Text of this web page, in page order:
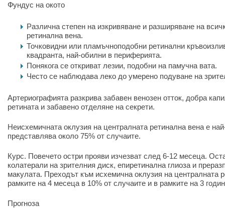
Фундус на окото
Различна степен на изкривяване и разширяване на
ретинална вена.
Точковидни или пламъчноподобни ретинални
квадранта, най-обилни в периферията.
Понякога се откриват лезии, подобни на памучна вата.
Често се наблюдава леко до умерено подуване на
Артериографията разкрива забавен венозен отток, добра
ретината и забавено отделяне на секрети.
Неисхемичната оклузия на централната ретинална вена е
представлява около 75% от случаите.
Курс. Повечето остри прояви изчезват след 6-12 месеца.
колатерали на зрителния диск, епиретинална глиоза и
макулата. Преходът към исхемична оклузия на централната
рамките на 4 месеца в 10% от случаите и в рамките на 3
Прогноза